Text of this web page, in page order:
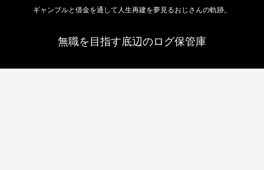
ギャンブルと借金を通して人生再建を夢見るおじさんの軌跡。
無職を目指す底辺のログ保管庫